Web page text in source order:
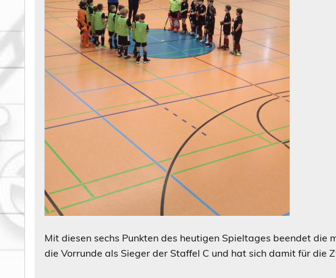
Mit diesen sechs Punkten des heutigen Spieltages beendet die
die Vorrunde als Sieger der Staffel C und hat sich damit für die